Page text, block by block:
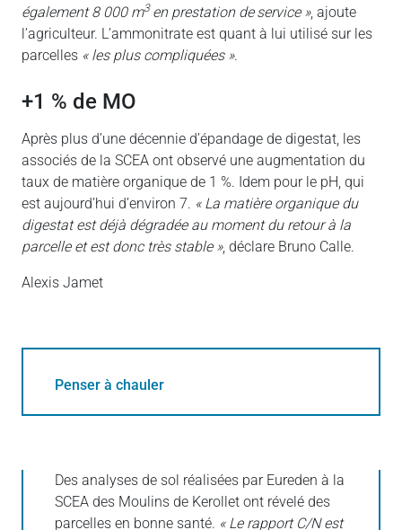
également 8 000 m3 en prestation de service », ajoute
l’agriculteur. L’ammonitrate est quant à lui utilisé sur les
parcelles « les plus compliquées ».
+1 % de MO
Après plus d’une décennie d’épandage de digestat, les
associés de la SCEA ont observé une augmentation du
taux de matière organique de 1 %. Idem pour le pH, qui
est aujourd’hui d’environ 7. « La matière organique du
digestat est déjà dégradée au moment du retour à la
parcelle et est donc très stable », déclare Bruno Calle.
Alexis Jamet
Penser à chauler
Des analyses de sol réalisées par Eureden à la
SCEA des Moulins de Kerollet ont révelé des
parcelles en bonne santé. « Le rapport C/N est